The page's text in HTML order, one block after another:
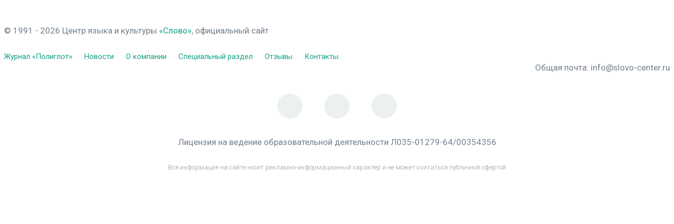
© 1991 - 2026 Центр языка и культуры «Слово», официальный сайт
Журнал «Полиглот» Новости О компании Специальный раздел Отзывы Контакты
Общая почта: info@slovo-center.ru
Лицензия на ведение образовательной деятельности Л035-01279-64/00354356
Вся информация на сайте носит рекламно-информационный характер и не может считаться публичной офертой